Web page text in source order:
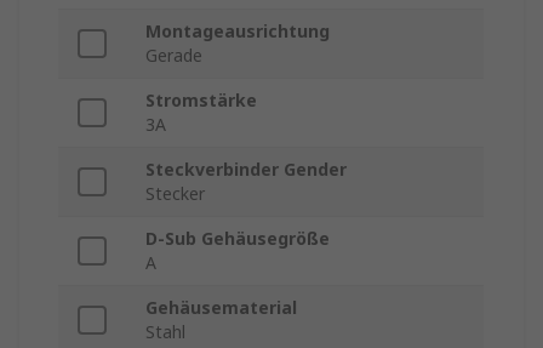
Montageausrichtung
Gerade
Stromstärke
3A
Steckverbinder Gender
Stecker
D-Sub Gehäusegröße
A
Gehäusematerial
Stahl